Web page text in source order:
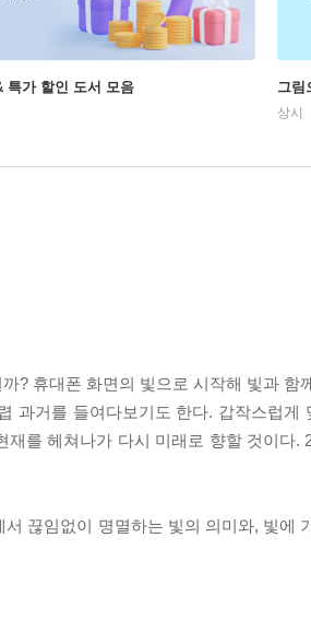
특가 할인 도서 모음 그림
상시
? 휴대폰 화면의 빛으로 시작해 빛과 함
과거를 들여다보기도 한다. 갑작스럽게
를 헤쳐나가 다시 미래로 향할 것이다.
끊임없이 명멸하는 빛의 의미와, 빛에